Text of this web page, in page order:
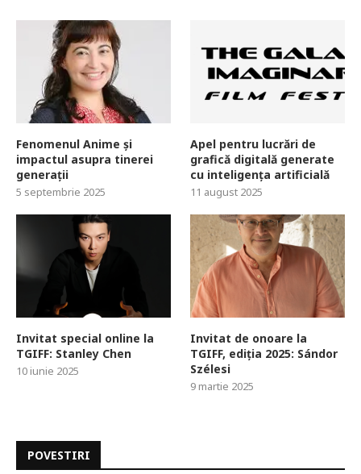
Fenomenul Anime și
impactul asupra tinerei
generații
5 septembrie 2025
Apel pentru lucrări de
grafică digitală generate
cu inteligența artificială
11 august 2025
Invitat special online la
TGIFF: Stanley Chen
10 iunie 2025
Invitat de onoare la
TGIFF, ediția 2025: Sándor
Szélesi
9 martie 2025
POVESTIRI